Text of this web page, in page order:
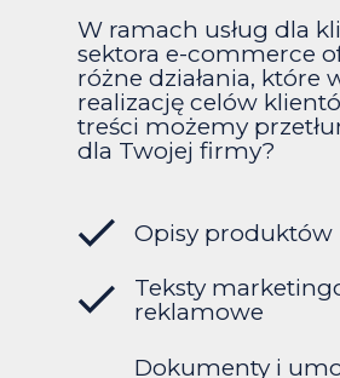
W ramach usług dla
sektora e-commerce
różne działania, które
realizację celów
treści możemy
dla Twojej firmy?
Teksty
reklamowe
Dokumenty i
Opisy produktów